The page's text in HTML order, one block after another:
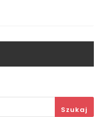
Szukaj